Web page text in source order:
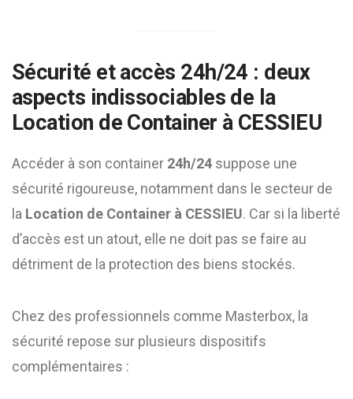
Sécurité et accès 24h/24 : deux
aspects indissociables de la
Location de Container à CESSIEU
Accéder à son container 24h/24 suppose une
sécurité rigoureuse, notamment dans le secteur de
la Location de Container à CESSIEU. Car si la liberté
d’accès est un atout, elle ne doit pas se faire au
détriment de la protection des biens stockés.
Chez des professionnels comme Masterbox, la
sécurité repose sur plusieurs dispositifs
complémentaires :